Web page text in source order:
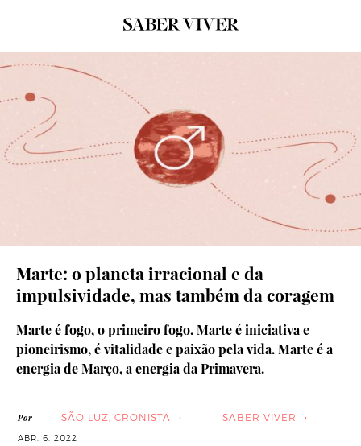
Marte: o planeta irracional e da
impulsividade, mas também da coragem
Marte é fogo, o primeiro fogo. Marte é iniciativa e
pioneirismo, é vitalidade e paixão pela vida. Marte é a
energia de Março, a energia da Primavera.
Por SÃO LUZ, CRONISTA SABER VIVER
ABR. 6. 2022